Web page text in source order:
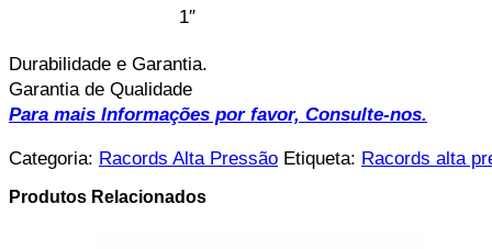
1″
Durabilidade e Garantia.
Garantia de Qualidade
Para mais Informações por favor, Consulte-nos.
Categoria: Racords Alta Pressão Etiqueta: Racords alta
Produtos Relacionados